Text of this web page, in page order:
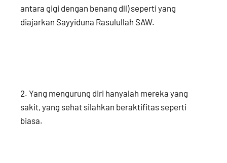
antara gigi dengan benang dll) seperti yang
diajarkan Sayyiduna Rasulullah SAW.
2. Yang mengurung diri hanyalah mereka yang
sakit, yang sehat silahkan beraktifitas seperti
biasa.